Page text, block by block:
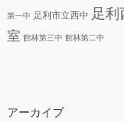
第一中 足利市立西中 足利
室 館林第三中 館林第二中
アーカイブ